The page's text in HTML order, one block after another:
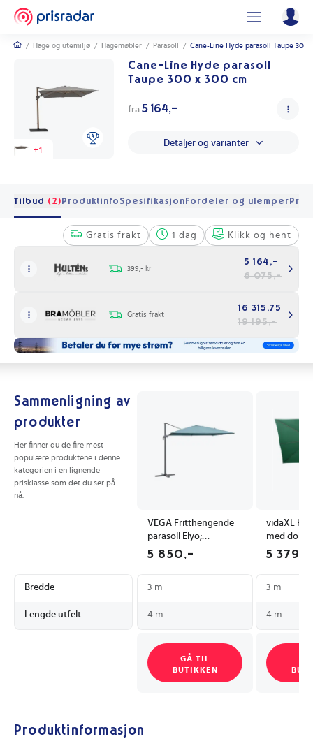
/ Hage og utemiljø / Hagemøbler / Parasoll / Cane-Line Hyde parasoll Taupe 300
+1
Cane-Line Hyde parasoll
Taupe 300 x 300 cm
fra 5 164,-
Detaljer og varianter
Tilbud (2)Produktinfo SpesifikasjonFordeler og ulemperPris
Gratis frakt 1 dag Klikk og hent
399,- kr
5 164,-
6 075,-
Gratis frakt
16 315,75
19 195,-
Sammenligning av
produkter
Her finner du de fire mest
populære produktene i denne
kategorien i en lignende
prisklasse som det du ser på
nå.
VEGA Fritthengende
parasoll Elyo;
300x400x275 cm
LxBxH; Turkis;
5 850,-
vidaXL
med
400x300
5 379,-
Bredde 3 m 3 m
Lengde utfelt 4 m 4 m
GÅ TIL
BUTIKKEN
Produktinformasjon